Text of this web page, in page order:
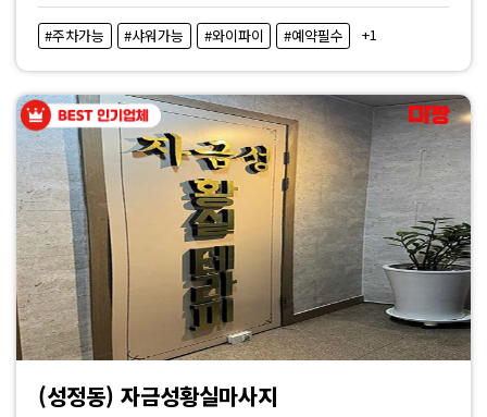
#주차가능 #샤워가능 #와이파이 #예약필수 +1
(성정동) 자금성황실마사지